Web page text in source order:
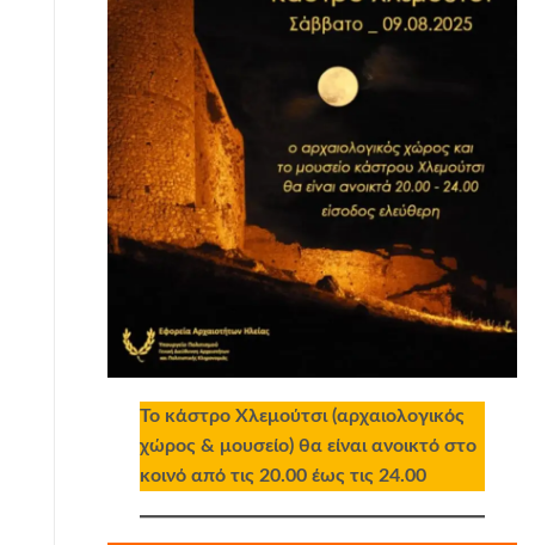
Το κάστρο Χλεμούτσι (αρχαιολογικός
χώρος & μουσείο) θα είναι ανοικτό στο
κοινό από τις 20.00 έως τις 24.00